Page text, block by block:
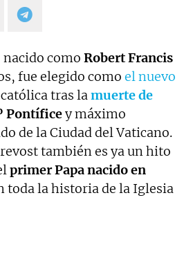
nacido como Robert Francis
fue elegido como el nuevo
tras lamuerte de
Pontíficey máximo
de la Ciudad del Vaticano.
también es ya un hito
primer Papa nacido en
toda la historia de la Iglesia